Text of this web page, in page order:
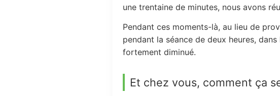
une trentaine de minutes, nous avons
Pendant ces moments-là, au lieu de
pendant la séance de deux heures,
fortement diminué.
Et chez vous, comment ça